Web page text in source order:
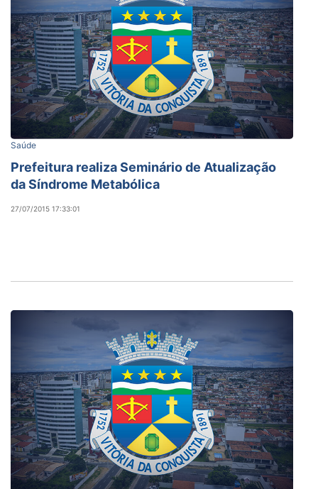
Saúde
Prefeitura realiza Seminário de Atualização
da Síndrome Metabólica
27/07/2015 17:33:01